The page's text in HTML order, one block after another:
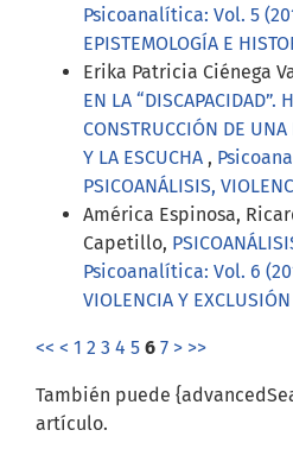
Psicoanalítica: Vol. 5
EPISTEMOLOGÍA E
Erika Patricia Ciénega
EN LA “DISCAPACIDAD”.
CONSTRUCCIÓN DE
Y LA ESCUCHA ,
PSICOANÁLISIS,
América Espinosa,
Capetillo,
Psicoanalítica: Vol. 6
VIOLENCIA Y EXCLUSIÓN
<< < 1 2 3 4 5 6 7 > >>
También puede
artículo.